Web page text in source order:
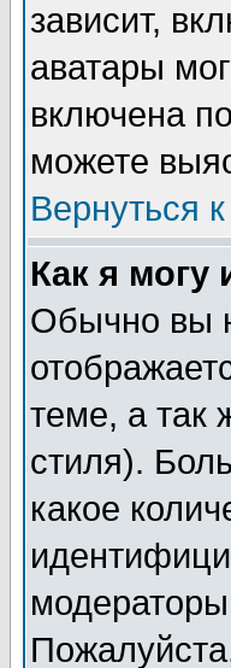
зависит,
аватары
включена
можете
Вернуться
Как я могу
Обычно вы
теме, а так
стиля).
какое